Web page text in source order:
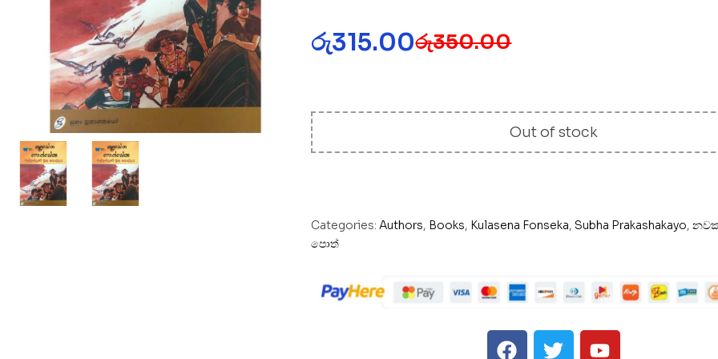
රු350.00
රු315.00
Out of stock
Categories: Authors, Books, Kulasena Fonseka, Subha Prakashakayo,
පොත්